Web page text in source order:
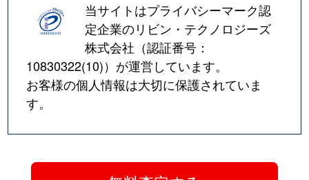
当サイトはプライバシーマーク認
定企業のリビン・テクノロジーズ
株式会社（認証番号：
10830322(10)）が運営しています。
お客様の個人情報は大切に保護されていま
す。